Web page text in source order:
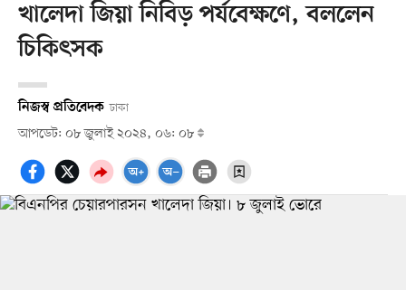
খালেদা জিয়া নিবিড় পর্যবেক্ষণে, বললেন
চিকিৎসক
নিজস্ব প্রতিবেদক ঢাকা
আপডেট: ০৮ জুলাই ২০২৪, ০৬: ০৮